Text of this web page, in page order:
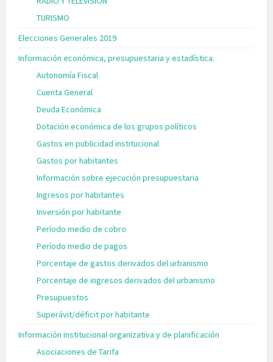
TURISMO
Elecciones Generales 2019
Información económica, presupuestaria y estadística.
Autonomía Fiscal
Cuenta General
Deuda Económica
Dotación económica de los grupos políticos
Gastos en publicidad institucional
Gastos por habitantes
Información sobre ejecución presupuestaria
Ingresos por habitantes
Inversión por habitante
Período medio de cobro
Período medio de pagos
Porcentaje de gastos derivados del urbanismo
Porcentaje de ingresos derivados del urbanismo
Presupuestos
Superávit/déficit por habitante
Información institucional organizativa y de planificación
Asociaciones de Tarifa